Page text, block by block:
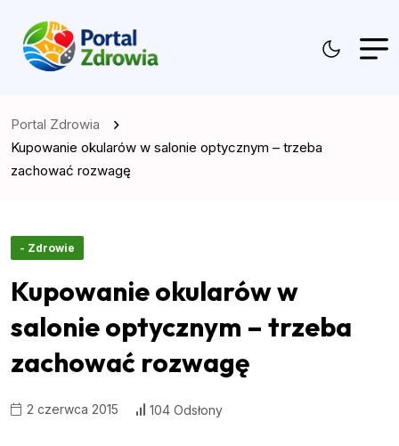
Portal Zdrowia
Kupowanie okularów w salonie optycznym – trzeba
zachować rozwagę
- Zdrowie
Kupowanie okularów w
salonie optycznym – trzeba
zachować rozwagę
2 czerwca 2015 104 Odsłony